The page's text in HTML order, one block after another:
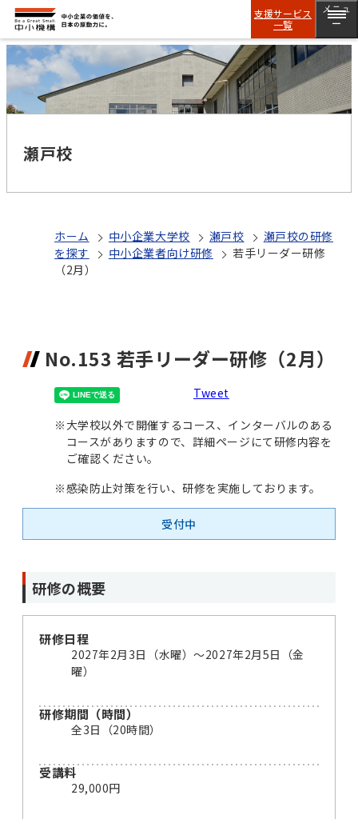
支援サービス
一覧
メニュ
ー
瀬戸校
ホーム 中小企業大学校 瀬戸校
瀬戸校の研修
を探す
中小企業者向け研修
若手リーダー研修
（2月）
No.153 若手リーダー研修（2月）
Tweet
※大学校以外で開催するコース、インターバルのある
コースがありますので、詳細ページにて研修内容を
ご確認ください。
※感染防止対策を行い、研修を実施しております。
受付中
研修の概要
研修日程
2027年2月3日（水曜）～2027年2月5日（金
曜）
研修期間（時間）
全3日（20時間）
受講料
29,000円